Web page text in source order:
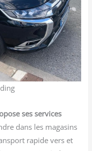
ses services
dans les magasins
rapide vers et